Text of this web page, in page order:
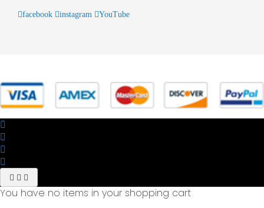
facebook instagram YouTube
You have no items in your shopping cart